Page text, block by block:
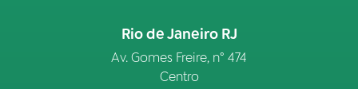
Rio de Janeiro RJ
Av. Gomes Freire, n° 474
Centro